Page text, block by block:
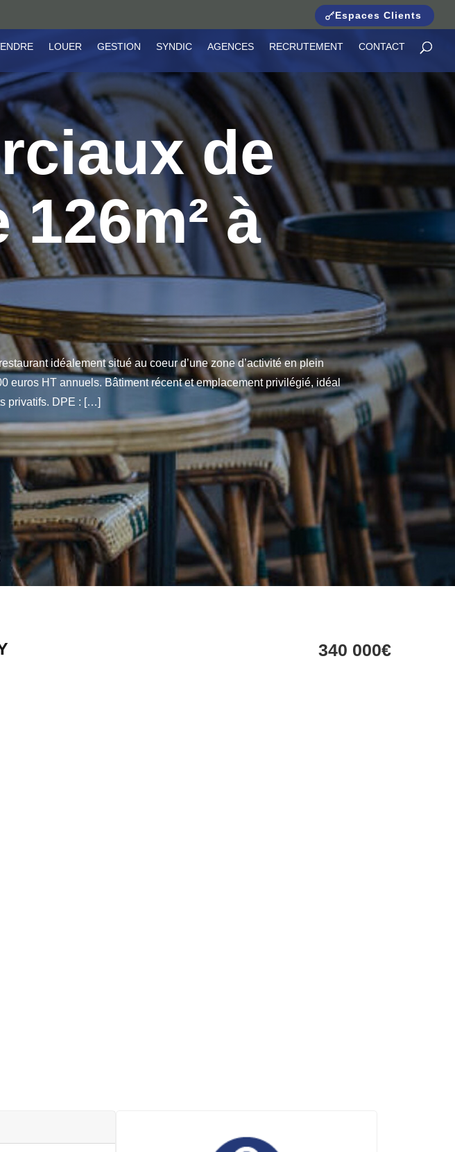
Espaces Clients
LOUER GESTION SYNDIC AGENCES RECRUTEMENT CONTACT
de
à
idéalement situé au coeur d’une zone d’activité en plein
euros HT annuels. Bâtiment récent et emplacement privilégié, idéal
privatifs. DPE : […]
340 000€